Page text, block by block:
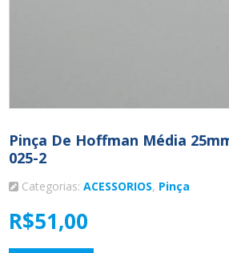
Pinça De Hoffman Média
025-2
Categorias: ACESSORIOS, Pinça
R$51,00